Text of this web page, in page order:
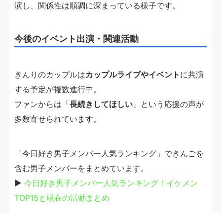
演し、関係性は順調に深まっている様子です。
今後のイベント出演・関連活動
きんりのカップルはカップルライブやイベント に共演
する予定が複数進行中。
ファンからは「長続きしてほしい 」という応援の声が
多数寄せられています。
「今日好き男子メンバー人気ランキング」できんごを
含む男子メンバーをまとめています。
▶ 今日好き男子メンバー人気ランキング！イケメン
TOP15と現在の活動まとめ